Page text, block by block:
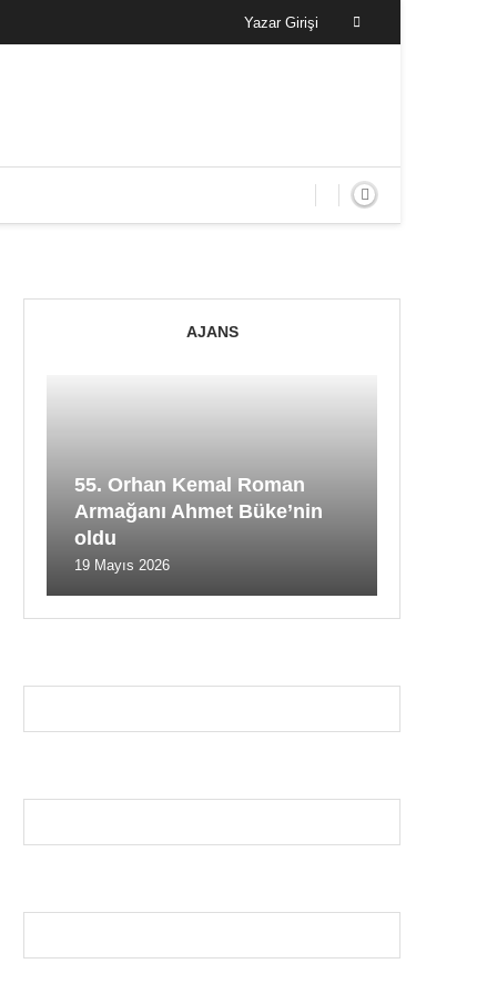
Yazar Girişi
AJANS
55. Orhan Kemal Roman
Armağanı Ahmet Büke’nin
oldu
19 Mayıs 2026